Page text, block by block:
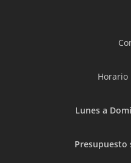
Horario
Lunes a
Presupuesto